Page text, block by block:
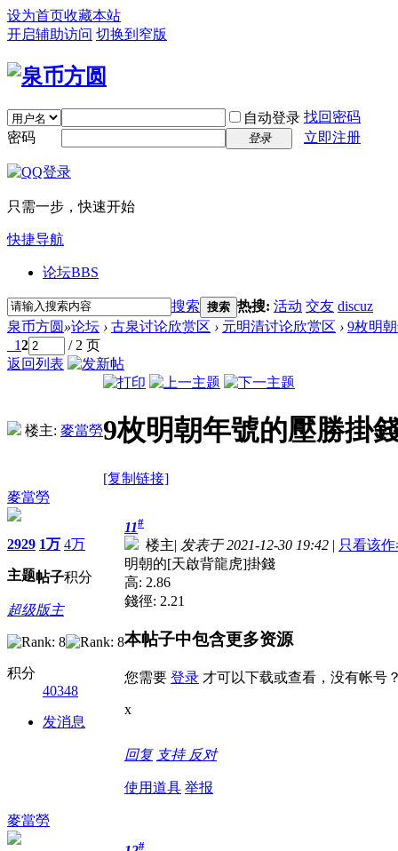
设为首页收藏本站
开启辅助访问 切换到窄版
自动登录 找回密码
密码
登录 立即注册
只需一步，快速开始
快捷导航
论坛BBS
搜索 搜索 热搜: 活动 交友 discuz
泉币方圆 »论坛 › 古泉讨论欣赏区 › 元明清讨论欣赏区 › 9枚明
12
/ 2 页
返回列表
楼主: 麥當勞9枚明朝年號的壓勝掛
[复制链接]
麥當勞
2929
主题
1万
帖子
4万
积分
超级版主
积分
40348
发消息
11#
楼主| 发表于 2021-12-30 19:42 | 只看该
明朝的[天啟背龍虎]掛錢
高: 2.86
錢徑: 2.21
本帖子中包含更多资源
您需要 登录 才可以下载或查看，没有帐号
x
回复 支持 反对
使用道具 举报
麥當勞
#